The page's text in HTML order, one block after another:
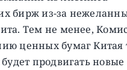
бирж из-за
Тем не менее,
ценных бумаг Китая
будет продвигать